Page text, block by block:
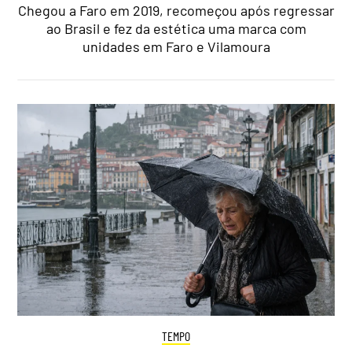
Chegou a Faro em 2019, recomeçou após regressar
ao Brasil e fez da estética uma marca com
unidades em Faro e Vilamoura
TEMPO